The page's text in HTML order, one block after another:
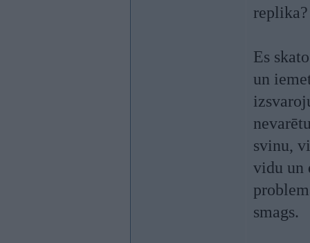
replika?
Es
un
svinu,
vidu un
smags.